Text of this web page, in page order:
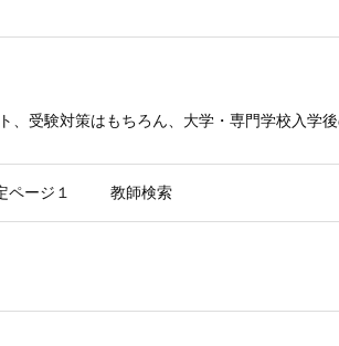
、受験対策はもちろん、大学・専門学校入学
ページ１ 教師検索